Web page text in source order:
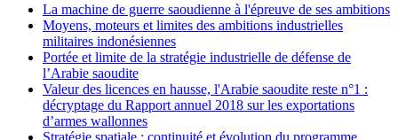
La machine de guerre saoudienne à l'épreuve de ses ambitions
Moyens, moteurs et limites des ambitions industrielles
militaires indonésiennes
Portée et limite de la stratégie industrielle de défense de
l’Arabie saoudite
Valeur des licences en hausse, l'Arabie saoudite reste n°1 :
décryptage du Rapport annuel 2018 sur les exportations
d’armes wallonnes
Stratégie spatiale : continuité et évolution du programme